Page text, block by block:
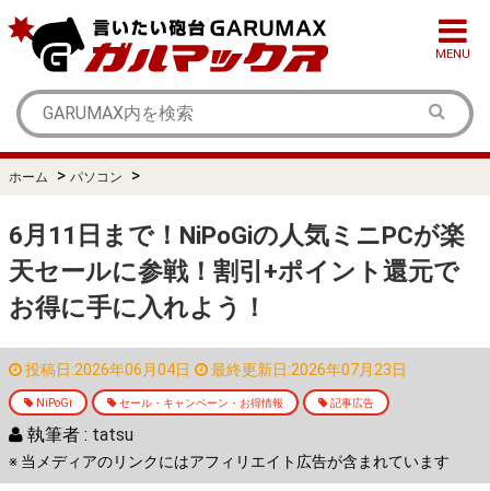
MENU
ホーム > パソコン >
6月11日まで！NiPoGiの人気ミニPCが楽
天セールに参戦！割引+ポイント還元で
お得に手に入れよう！
投稿日:2026年06月04日 最終更新日:2026年07月23日
NiPoGi セール・キャンペーン・お得情報 記事広告
執筆者 : tatsu
※ 当メディアのリンクにはアフィリエイト広告が含まれています